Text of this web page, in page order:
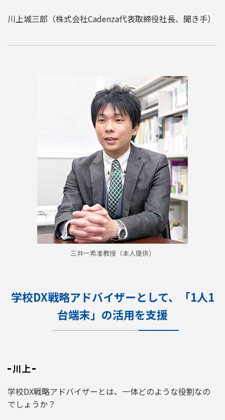
川上城三郎（株式会社Cadenza代表取締役社長、聞き手）
三井一希准教授（本人提供）
学校DX戦略アドバイザーとして、「1人1
台端末」の活用を支援
川上
学校DX戦略アドバイザーとは、一体どのような役割なの
でしょうか？